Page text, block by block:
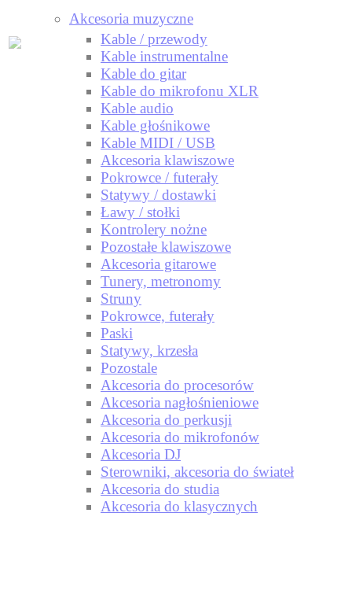
Akcesoria muzyczne
Kable / przewody
Kable instrumentalne
Kable do gitar
Kable do mikrofonu XLR
Kable audio
Kable głośnikowe
Kable MIDI / USB
Akcesoria klawiszowe
Pokrowce / futerały
Statywy / dostawki
Ławy / stołki
Kontrolery nożne
Pozostałe klawiszowe
Akcesoria gitarowe
Tunery, metronomy
Struny
Pokrowce, futerały
Paski
Statywy, krzesła
Pozostale
Akcesoria do procesorów
Akcesoria nagłośnieniowe
Akcesoria do perkusji
Akcesoria do mikrofonów
Akcesoria DJ
Sterowniki, akcesoria do świateł
Akcesoria do studia
Akcesoria do klasycznych